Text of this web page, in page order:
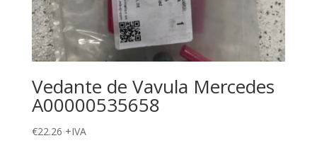
Vedante de Vavula Mercedes
A00000535658
€22.26 +IVA